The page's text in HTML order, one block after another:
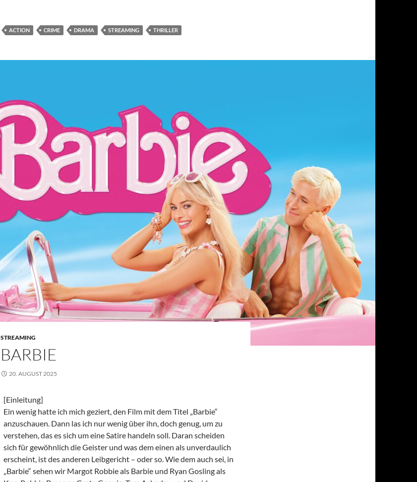
ACTION CRIME DRAMA STREAMING THRILLER
STREAMING
BARBIE
20. AUGUST 2025
[Einleitung]
Ein wenig hatte ich mich geziert, den Film mit dem Titel „Barbie“
anzuschauen. Dann las ich nur wenig über ihn, doch genug, um zu
verstehen, das es sich um eine Satire handeln soll. Daran scheiden
sich für gewöhnlich die Geister und was dem einen als unverdaulich
erscheint, ist des anderen Leibgericht – oder so. Wie dem auch sei, in
„Barbie“ sehen wir Margot Robbie als Barbie und Ryan Gosling als